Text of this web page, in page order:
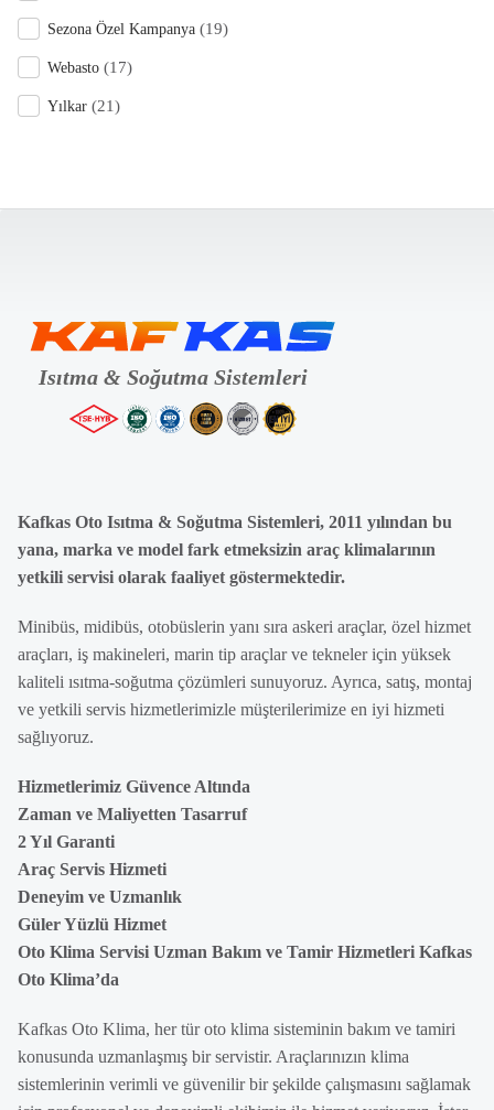
Sezona Özel Kampanya (19)
Webasto (17)
Yılkar (21)
Kafkas Oto Isıtma & Soğutma Sistemleri, 2011 yılından bu
yana, marka ve model fark etmeksizin araç klimalarının
yetkili servisi olarak faaliyet göstermektedir.
Minibüs, midibüs, otobüslerin yanı sıra askeri araçlar, özel hizmet
araçları, iş makineleri, marin tip araçlar ve tekneler için yüksek
kaliteli ısıtma-soğutma çözümleri sunuyoruz. Ayrıca, satış, montaj
ve yetkili servis hizmetlerimizle müşterilerimize en iyi hizmeti
sağlıyoruz.
Hizmetlerimiz Güvence Altında
Zaman ve Maliyetten Tasarruf
2 Yıl Garanti
Araç Servis Hizmeti
Deneyim ve Uzmanlık
Güler Yüzlü Hizmet
Oto Klima Servisi Uzman Bakım ve Tamir Hizmetleri Kafkas
Oto Klima’da
Kafkas Oto Klima, her tür oto klima sisteminin bakım ve tamiri
konusunda uzmanlaşmış bir servistir. Araçlarınızın klima
sistemlerinin verimli ve güvenilir bir şekilde çalışmasını sağlamak